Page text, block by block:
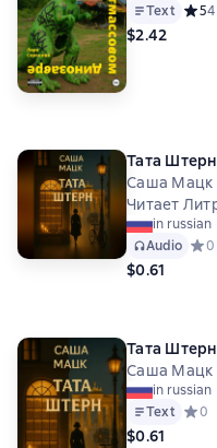
Text
54
$2.42
Тата Штерн
Саша Мацк
Читает
in russian
Audio
0
$0.61
Тата Штерн
Саша Мацк
in russian
Text
0
$0.61